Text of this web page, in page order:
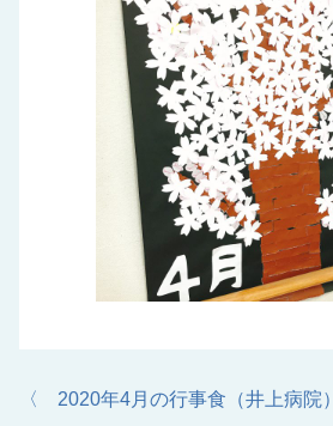
〈 2020年4月の行事食（井上病院）